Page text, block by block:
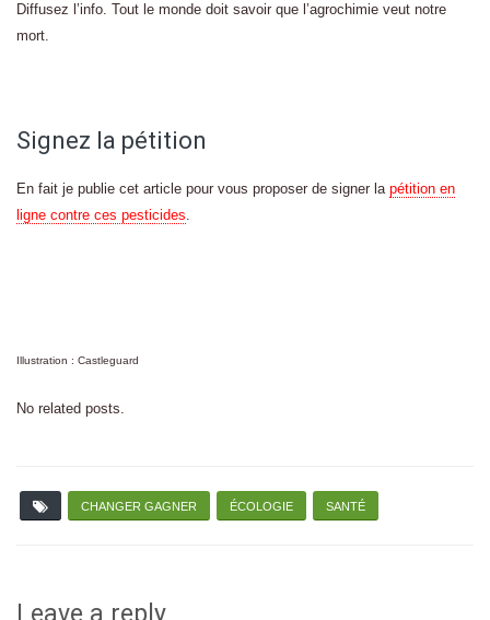
Diffusez l’info. Tout le monde doit savoir que l’agrochimie veut notre
mort.
Signez la pétition
En fait je publie cet article pour vous proposer de signer la pétition en
ligne contre ces pesticides.
Illustration : Castleguard
No related posts.
CHANGER GAGNER ÉCOLOGIE SANTÉ
Leave a reply